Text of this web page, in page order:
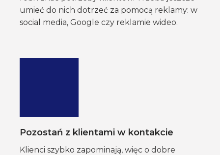
umieć do nich dotrzeć za pomocą reklamy: w
social media, Google czy reklamie wideo.
Pozostań z klientami w kontakcie
Klienci szybko zapominają, więc o dobre